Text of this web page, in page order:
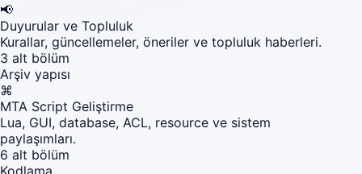
📢
Duyurular ve Topluluk
Kurallar, güncellemeler, öneriler ve topluluk haberleri.
3 alt bölüm
Arşiv yapısı
⌘
MTA Script Geliştirme
Lua, GUI, database, ACL, resource ve sistem
paylaşımları.
6 alt bölüm
Kodlama